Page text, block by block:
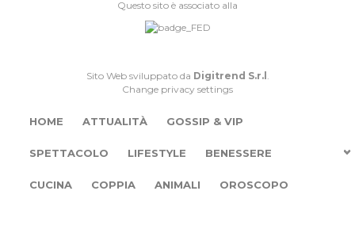
Questo sito è associato alla
Sito Web sviluppato da Digitrend S.r.l .
Change privacy settings
HOME ATTUALITÀ GOSSIP & VIP
SPETTACOLO LIFESTYLE BENESSERE
CUCINA COPPIA ANIMALI OROSCOPO